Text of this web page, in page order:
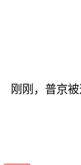
刚刚，普京